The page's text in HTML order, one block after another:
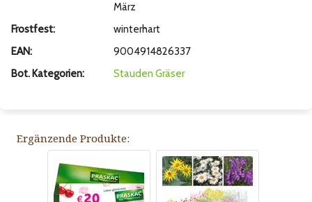
März
Frostfest:
winterhart
EAN:
9004914826337
Bot. Kategorien:
Stauden Gräser
Ergänzende Produkte: